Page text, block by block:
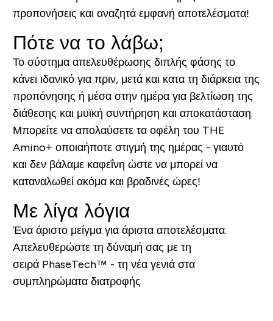
προπονήσεις και αναζητά εμφανή αποτελέσματα!
Πότε να το λάβω;
Το σύστημα απελευθέρωσης διπλής φάσης το
κάνει ιδανικό για πριν, μετά και κατα τη διάρκεια της
προπόνησης ή μέσα στην ημέρα για βελτίωση της
διάθεσης και μυϊκή συντήρηση και αποκατάσταση.
Μπορείτε να απολαύσετε τα οφέλη του THE
Amino+ οποιαήποτε στιγμή της ημέρας - γιαυτό
και δεν βάλαμε καφεΐνη ώστε να μπορεί να
καταναλωθεί ακόμα και βραδινές ώρες!
Με λίγα λόγια
Ένα άριστο μείγμα για άριστα αποτελέσματα.
Απελευθερώστε τη δύναμή σας με τη
σειρά PhaseTech™ - τη νέα γενιά στα
συμπληρώματα διατροφής